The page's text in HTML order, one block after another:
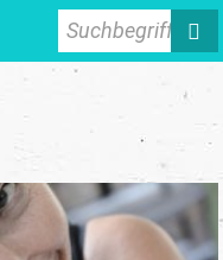
Suchbegriff